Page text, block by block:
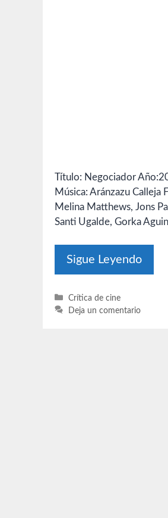
Título: Negociador
Música: Aránzazu Calleja
Melina Matthews, Jons
Santi Ugalde, Gorka
Sigue Leyendo
Categorías
Crítica de cine
Deja un comentario